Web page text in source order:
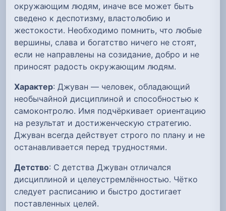
окружающим людям, иначе все может быть
сведено к деспотизму, властолюбию и
жестокости. Необходимо помнить, что любые
вершины, слава и богатство ничего не стоят,
если не направлены на созидание, добро и не
приносят радость окружающим людям.
Характер: Джуван — человек, обладающий
необычайной дисциплиной и способностью к
самоконтролю. Имя подчёркивает ориентацию
на результат и достиженческую стратегию.
Джуван всегда действует строго по плану и не
останавливается перед трудностями.
Детство: С детства Джуван отличался
дисциплиной и целеустремлённостью. Чётко
следует расписанию и быстро достигает
поставленных целей.